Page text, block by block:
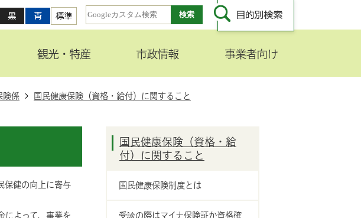
観光・特産 市政情報 事業者向け
険係
国民健康保険（資格・給付）に関すること
保健の向上に寄与
によって、事業を
国民健康保険（資格・給
付）に関すること
国民健康保険制度とは
受診の際はマイナ保険証か資格確